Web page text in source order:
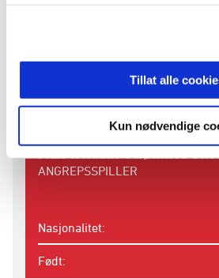
Tillat alle
Kun nødvendige
Max William Strømnes
ANGREPSSPILLER
Nasjonalitet
Født